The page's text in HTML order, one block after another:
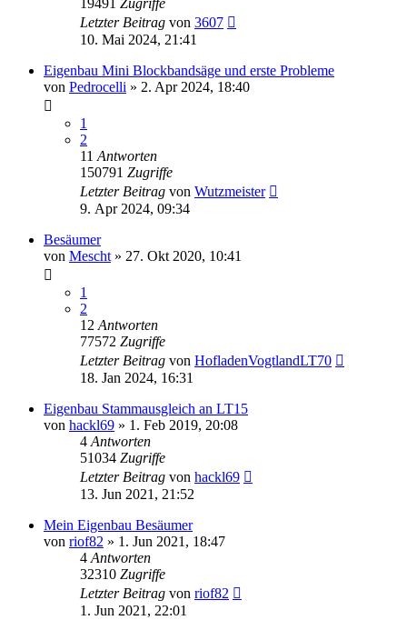
19491 Zugriffe
Letzter Beitrag von 3607
10. Mai 2024, 21:41
Eigenbau Mini Blockbandsäge und erste Probleme
von Pedrocelli » 2. Apr 2024, 18:40
1
2
11 Antworten
150791 Zugriffe
Letzter Beitrag von Wutzmeister
9. Apr 2024, 09:34
Besäumer
von Mescht » 27. Okt 2020, 10:41
1
2
12 Antworten
77572 Zugriffe
Letzter Beitrag von HofladenVogtlandLT70
18. Jan 2024, 16:31
Eigenbau Stammausgleich an LT15
von hackl69 » 1. Feb 2019, 20:08
4 Antworten
51034 Zugriffe
Letzter Beitrag von hackl69
13. Jun 2021, 21:52
Mein Eigenbau Besäumer
von riof82 » 1. Jun 2021, 18:47
4 Antworten
32310 Zugriffe
Letzter Beitrag von riof82
1. Jun 2021, 22:01